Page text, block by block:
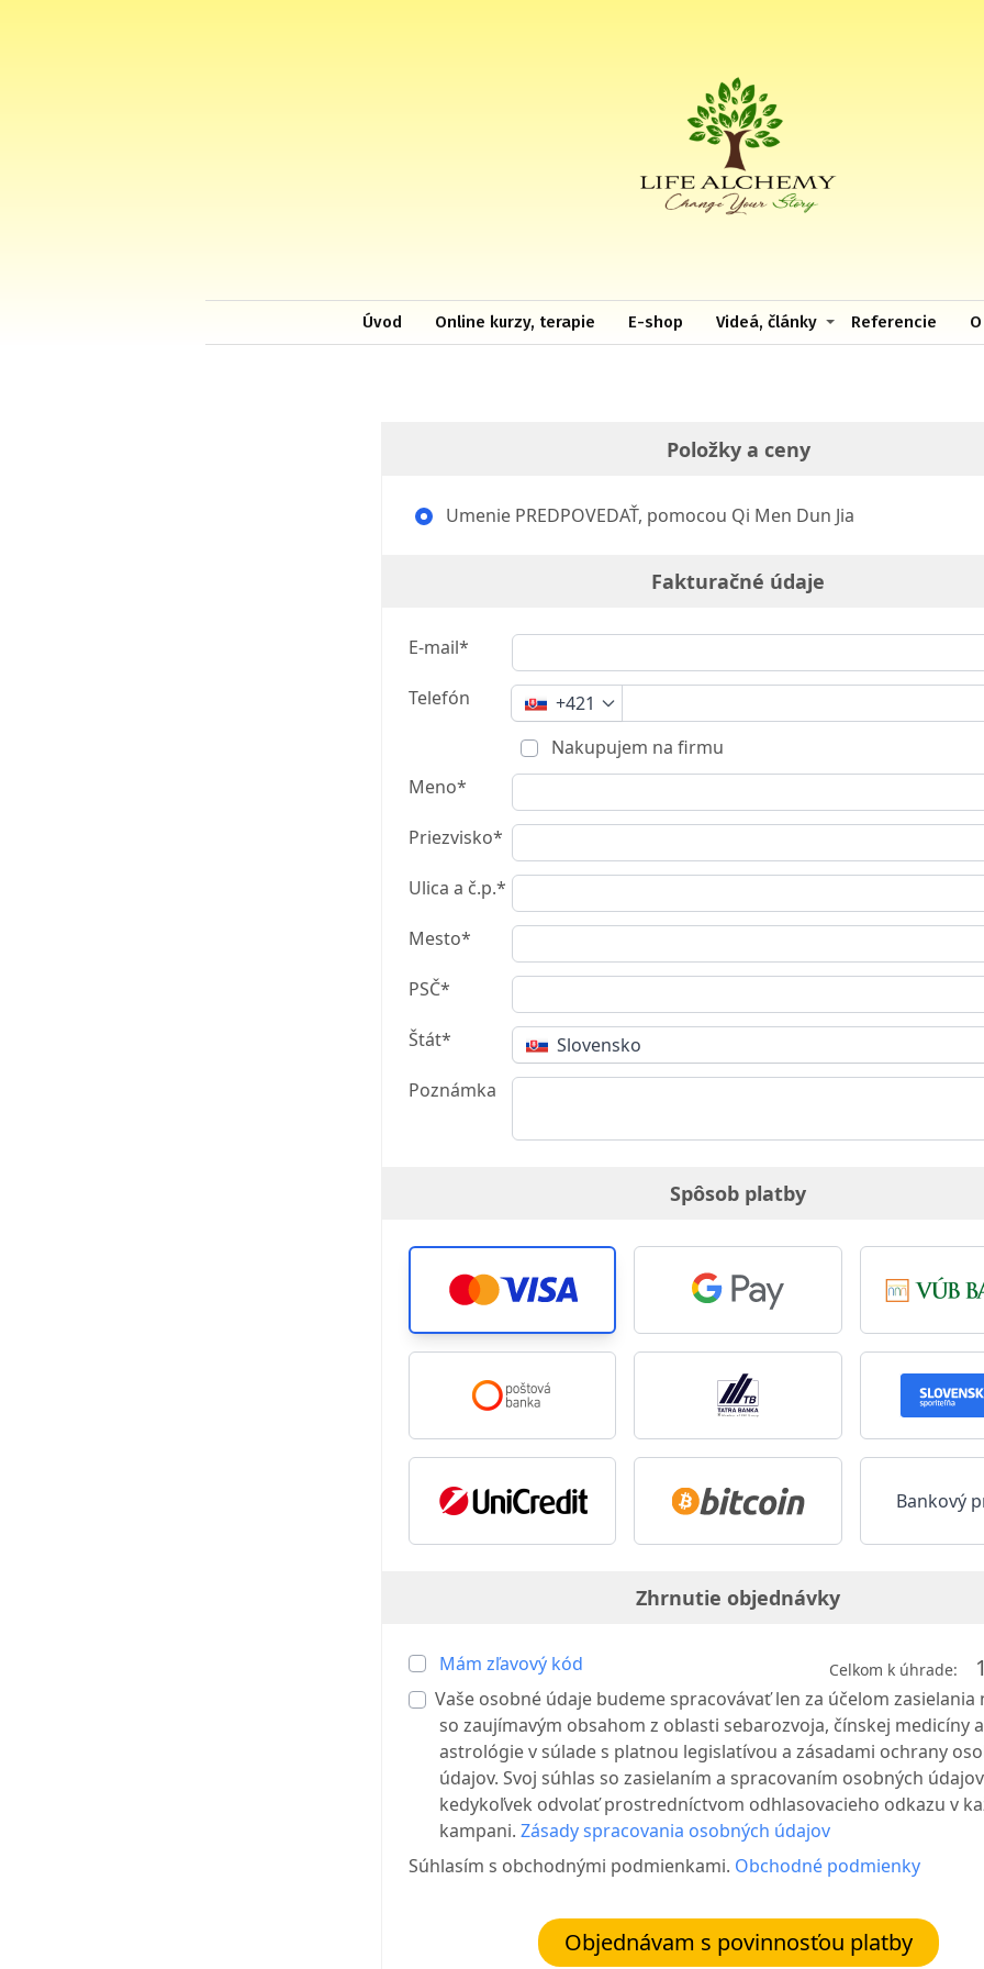
Úvod Online kurzy, terapie E-shop Videá, články Referencie
Položky a ceny
Umenie PREDPOVEDAŤ, pomocou Qi Men Dun Jia
Fakturačné údaje
E-mail*
Telefón
+421
Nakupujem na firmu
Meno*
Priezvisko*
Ulica a č.p.*
Mesto*
PSČ*
Štát*
Slovensko
Poznámka
Spôsob platby
Bankový
Zhrnutie objednávky
Mám zľavový kód Celkom k úhrade:
Vaše osobné údaje budeme spracovávať len za účelom zasielania
so zaujímavým obsahom z oblasti sebarozvoja, čínskej medicíny
astrológie v súlade s platnou legislatívou a zásadami ochrany
údajov. Svoj súhlas so zasielaním a spracovaním osobných
kedykoľvek odvolať prostredníctvom odhlasovacieho odkazu v
kampani. Zásady spracovania osobných údajov
Súhlasím s obchodnými podmienkami. Obchodné podmienky
Objednávam s povinnosťou platby